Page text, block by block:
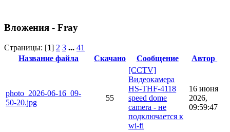
Вложения - Fray
Страницы: [1] 2 3 ... 41
Название файла
Скачано Сообщение Автор
photo_2026-06-16_09-
50-20.jpg
55
[CCTV]
Видеокамера
HS-THF-4118
speed dome
camera - не
подключается к
wi-fi
16 июня
2026,
09:59:47